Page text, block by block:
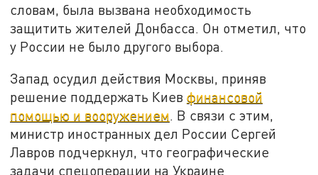
словам, была вызвана необходимость
защитить жителей Донбасса. Он отметил, что
у России не было другого выбора.
Запад осудил действия Москвы, приняв
решение поддержать Киевфинансовой
помощью и вооружением. В связи с этим,
министр иностранных дел России Сергей
Лавров подчеркнул, что географические
задачи спецоперации на Украине